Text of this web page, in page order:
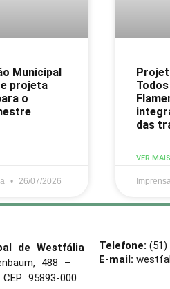
Municipal
projeta
o
26/07/2026
das
VER
de Westfália
488 –
95893-000
Telefone: (51)
E-mail: